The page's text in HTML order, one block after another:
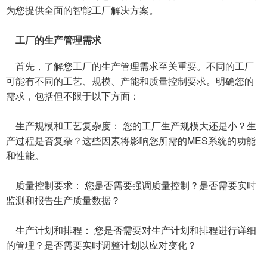
为您提供全面的智能工厂解决方案。
工厂的生产管理需求
首先，了解您工厂的生产管理需求至关重要。不同的工厂
可能有不同的工艺、规模、产能和质量控制要求。明确您的
需求，包括但不限于以下方面：
生产规模和工艺复杂度： 您的工厂生产规模大还是小？生
产过程是否复杂？这些因素将影响您所需的MES系统的功能
和性能。
质量控制要求： 您是否需要强调质量控制？是否需要实时
监测和报告生产质量数据？
生产计划和排程： 您是否需要对生产计划和排程进行详细
的管理？是否需要实时调整计划以应对变化？